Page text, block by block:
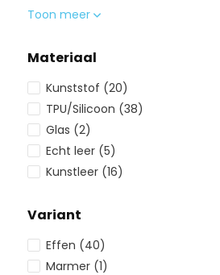
Toon meer
Materiaal
Kunststof (20)
TPU/Silicoon (38)
Glas (2)
Echt leer (5)
Kunstleer (16)
Variant
Effen (40)
Marmer (1)